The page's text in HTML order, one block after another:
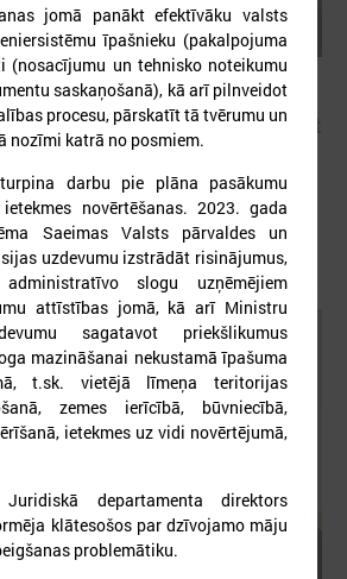
plānošanas pamatā ir jābūt
iedzīvotāju mobilitātes
pamatā ir jābūt pieejamībai
vajadzībām
jomā panākt efektīvāku valsts
īpašnieku (pakalpojuma
(nosacījumu un tehnisko noteikumu
saskaņošanā), kā arī pilnveidot
procesu, pārskatīt tā tvērumu un
nozīmi katrā no posmiem.
darbu pie plāna pasākumu
novērtēšanas. 2023. gada
Saeimas Valsts pārvaldes un
uzdevumu izstrādāt risinājumus,
slogu uzņēmējiem
attīstības jomā, kā arī Ministru
sagatavot priekšlikumus
mazināšanai nekustamā īpašuma
t.sk. vietējā līmeņa teritorijas
zemes ierīcībā, būvniecībā,
ietekmes uz vidi novērtējumā,
departamenta direktors
klātesošos par dzīvojamo māju
problemātiku.